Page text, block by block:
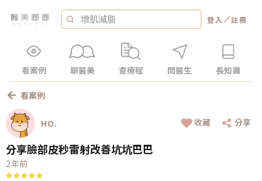
登入 ／註冊
看案例 聊醫美 查療程 問醫生 長知識
看案例
HO. 收藏 分享
分享臉部皮秒雷射改善坑坑巴巴
2年前